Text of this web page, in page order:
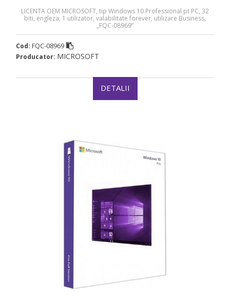
LICENTA OEM MICROSOFT, tip Windows 10 Professional pt PC, 32
biti, engleza, 1 utilizator, valabilitate forever, utilizare Business,
„FQC-08969”
Cod: FQC-08969
Producator: MICROSOFT
DETALII